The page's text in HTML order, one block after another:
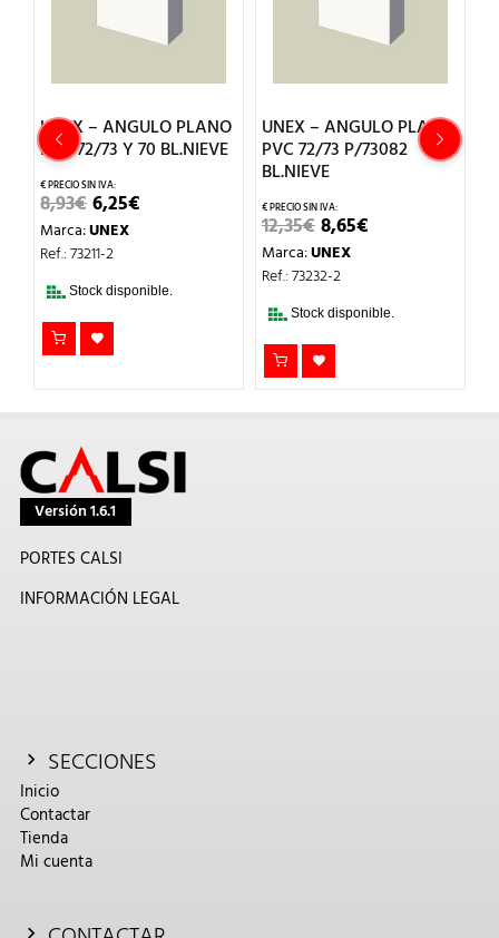
UNEX – ANGULO PLANO
PVC 72/73 Y 70 BL.NIEVE
8,93€EL
PRECIO
ORIGINAL
ERA:
6,25€
Marca:UNEX
Ref.: 73211-2
Stock disponible.
UNEX – ANGULO PLANO
PVC 72/73 P/73082
BL.NIEVE
12,35€EL
PRECIO
ORIGINAL
ERA:
8,65€
Marca:UNEX
Ref.: 73232-2
Stock disponible.
Versión 1.6.1
PORTES CALSI
INFORMACIÓN LEGAL
SECCIONES
Inicio
Contactar
Tienda
Mi cuenta